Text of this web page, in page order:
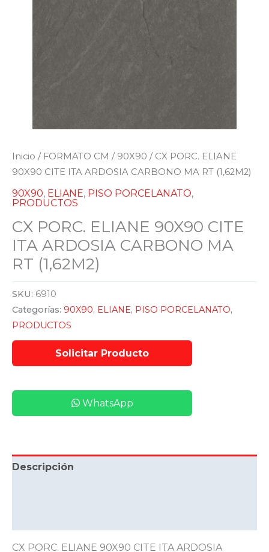
Inicio / FORMATO CM / 90X90 / CX PORC. ELIANE
90X90 CITE ITA ARDOSIA CARBONO MA RT (1,62M2)
90X90, ELIANE, PISO PORCELANATO,
PRODUCTOS
CX PORC. ELIANE 90X90 CITE
ITA ARDOSIA CARBONO MA
RT (1,62M2)
SKU: 6910
Categorías: 90X90, ELIANE, PISO PORCELANATO,
PRODUCTOS
WhatsApp
Descripción
CX PORC. ELIANE 90X90 CITE ITA ARDOSIA